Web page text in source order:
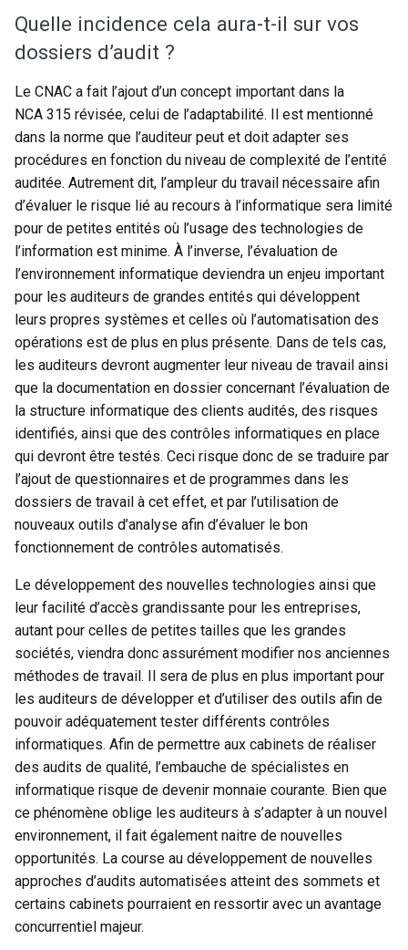
Quelle incidence cela aura-t-il sur vos
dossiers d’audit ?
Le CNAC a fait l’ajout d’un concept important dans la
NCA 315 révisée, celui de l’adaptabilité. Il est mentionné
dans la norme que l’auditeur peut et doit adapter ses
procédures en fonction du niveau de complexité de l’entité
auditée. Autrement dit, l’ampleur du travail nécessaire afin
d’évaluer le risque lié au recours à l’informatique sera limité
pour de petites entités où l’usage des technologies de
l’information est minime. À l’inverse, l’évaluation de
l’environnement informatique deviendra un enjeu important
pour les auditeurs de grandes entités qui développent
leurs propres systèmes et celles où l’automatisation des
opérations est de plus en plus présente. Dans de tels cas,
les auditeurs devront augmenter leur niveau de travail ainsi
que la documentation en dossier concernant l’évaluation de
la structure informatique des clients audités, des risques
identifiés, ainsi que des contrôles informatiques en place
qui devront être testés. Ceci risque donc de se traduire par
l’ajout de questionnaires et de programmes dans les
dossiers de travail à cet effet, et par l’utilisation de
nouveaux outils d’analyse afin d’évaluer le bon
fonctionnement de contrôles automatisés.
Le développement des nouvelles technologies ainsi que
leur facilité d’accès grandissante pour les entreprises,
autant pour celles de petites tailles que les grandes
sociétés, viendra donc assurément modifier nos anciennes
méthodes de travail. Il sera de plus en plus important pour
les auditeurs de développer et d’utiliser des outils afin de
pouvoir adéquatement tester différents contrôles
informatiques. Afin de permettre aux cabinets de réaliser
des audits de qualité, l’embauche de spécialistes en
informatique risque de devenir monnaie courante. Bien que
ce phénomène oblige les auditeurs à s’adapter à un nouvel
environnement, il fait également naitre de nouvelles
opportunités. La course au développement de nouvelles
approches d’audits automatisées atteint des sommets et
certains cabinets pourraient en ressortir avec un avantage
concurrentiel majeur.